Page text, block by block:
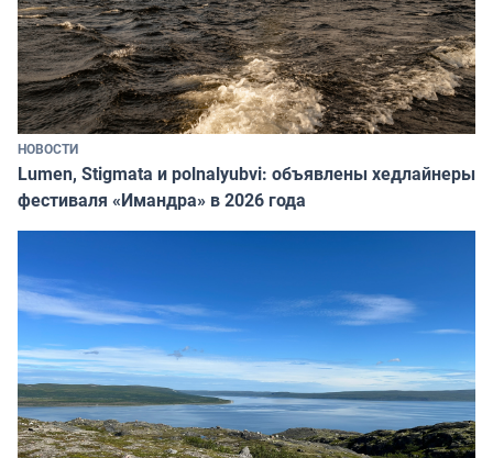
НОВОСТИ
Lumen, Stigmata и polnalyubvi: объявлены хедлайнеры
фестиваля «Имандра» в 2026 года